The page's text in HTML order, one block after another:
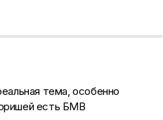
тема, особенно
есть БМВ